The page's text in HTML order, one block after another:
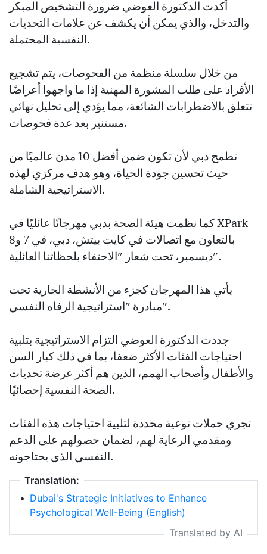
أكدت الدكتورة العوضي ضرورة التشخيص المبكر
والتدخل، والذي يمكن أن يكشف عن علامات التحديات
النفسية المحتملة.
من خلال سلسلة منظمة من الفحوصات، يتم تشجيع
الأفراد على طلب المشورة المهنية إذا ما واجهوا أعراضًا
تتعلق بالاضطرابات الشائعة، مما يؤدي إلى تحليل نهائي
مستنير بعد عدة فحوصات.
تطمح دبي لأن تكون ضمن أفضل 10 مدن عالميًا من
حيث تحسين جودة الحياة، وهو هدف مركزي لهذه
الاستراتيجية الشاملة.
كما نظمت هيئة الصحة بدبي مهرجانًا عائليًا في XPark
بالتعاون مع اتصالات في كايت بيتش، دبي، في 7 و8
ديسمبر، تحت شعار "الاحتفاء بلحظاتنا العائلية".
يأتي هذا المهرجان كجزء من الأنشطة الجارية تحت
مبادرة "استراتيجية الرفاه النفسي".
جددت الدكتورة العوضي التزام الاستراتيجية بتلبية
احتياجات الفئات الأكثر ضعفا، بما في ذلك كبار السن
والأطفال وأصحاب الهمم، الذين هم أكثر عرضة تحديات
الصحة النفسية إحصائيًا.
تجري حملات توعية محددة لتلبية احتياجات هذه الفئات
ومقدمي الرعاية لهم، لضمان حصولهم على الدعم
النفسي الذي يحتاجونه.
Translation:
• Dubai's Strategic Initiatives to Enhance
Psychological Well-Being (English)
Translated by AI